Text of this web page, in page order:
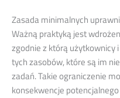
Zasada minimalnych
Ważną praktyką jest
zgodnie z którą użytkownicy
tych zasobów, które są im
zadań. Takie ograniczenie
konsekwencje